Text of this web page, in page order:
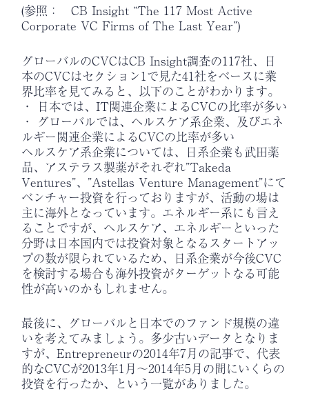
(参照： CB Insight “The 117 Most Active
Corporate VC Firms of The Last Year”)
グローバルのCVCはCB Insight調査の117社、日
本のCVCはセクション1で見た41社をベースに業
界比率を見てみると、以下のことがわかります。
・ 日本では、IT関連企業によるCVCの比率が多い
・ グローバルでは、ヘルスケア系企業、及びエネ
ルギー関連企業によるCVCの比率が多い
ヘルスケア系企業については、日系企業も武田薬
品、アステラス製薬がそれぞれ”Takeda
Ventures”、”Astellas Venture Management”にて
ベンチャー投資を行っておりますが、活動の場は
主に海外となっています。エネルギー系にも言え
ることですが、ヘルスケア、エネルギーといった
分野は日本国内では投資対象となるスタートアッ
プの数が限られているため、日系企業が今後CVC
を検討する場合も海外投資がターゲットなる可能
性が高いのかもしれません。
最後に、グローバルと日本でのファンド規模の違
いを考えてみましょう。多少古いデータとなりま
すが、Entrepreneurの2014年7月の記事で、代表
的なCVCが2013年1月～2014年5月の間にいくらの
投資を行ったか、という一覧がありました。